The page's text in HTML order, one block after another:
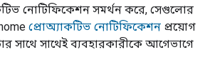
নোটিফিকেশন সমর্থন করে, সেগুলোর
প্রোঅ্যাকটিভ নোটিফিকেশন প্রয়োগ
সাথে সাথেই ব্যবহারকারীকে আগেভাগে